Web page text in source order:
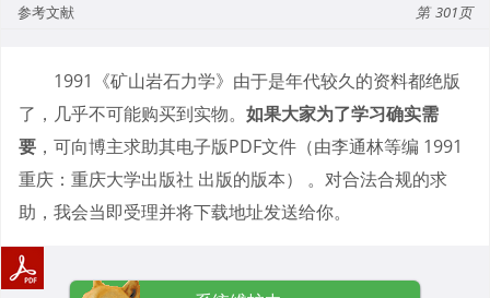
参考文献
301
1991《矿山岩石力学》由于是年代较久的资料都绝版
了，几乎不可能购买到实物。 如果大家为了学习确实需
要 ，可向博主求助其电子版PDF文件（由李通林等编 1991
重庆：重庆大学出版社 出版的版本） 。对合法合规的求
助，我会当即受理并将下载地址发送给你。